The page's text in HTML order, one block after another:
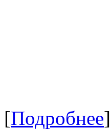
[Подробнее]